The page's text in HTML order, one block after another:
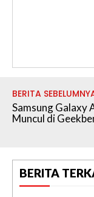
BERITA
Samsung Galaxy
Muncul di
BERITA